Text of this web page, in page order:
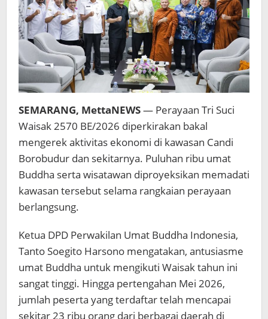
SEMARANG, MettaNEWS— Perayaan Tri Suci
Waisak 2570 BE/2026 diperkirakan bakal
mengerek aktivitas ekonomi di kawasan Candi
Borobudur dan sekitarnya. Puluhan ribu umat
Buddha serta wisatawan diproyeksikan memadati
kawasan tersebut selama rangkaian perayaan
berlangsung.
Ketua DPD Perwakilan Umat Buddha Indonesia,
Tanto Soegito Harsono mengatakan, antusiasme
umat Buddha untuk mengikuti Waisak tahun ini
sangat tinggi. Hingga pertengahan Mei 2026,
jumlah peserta yang terdaftar telah mencapai
sekitar 23 ribu orang dari berbagai daerah di